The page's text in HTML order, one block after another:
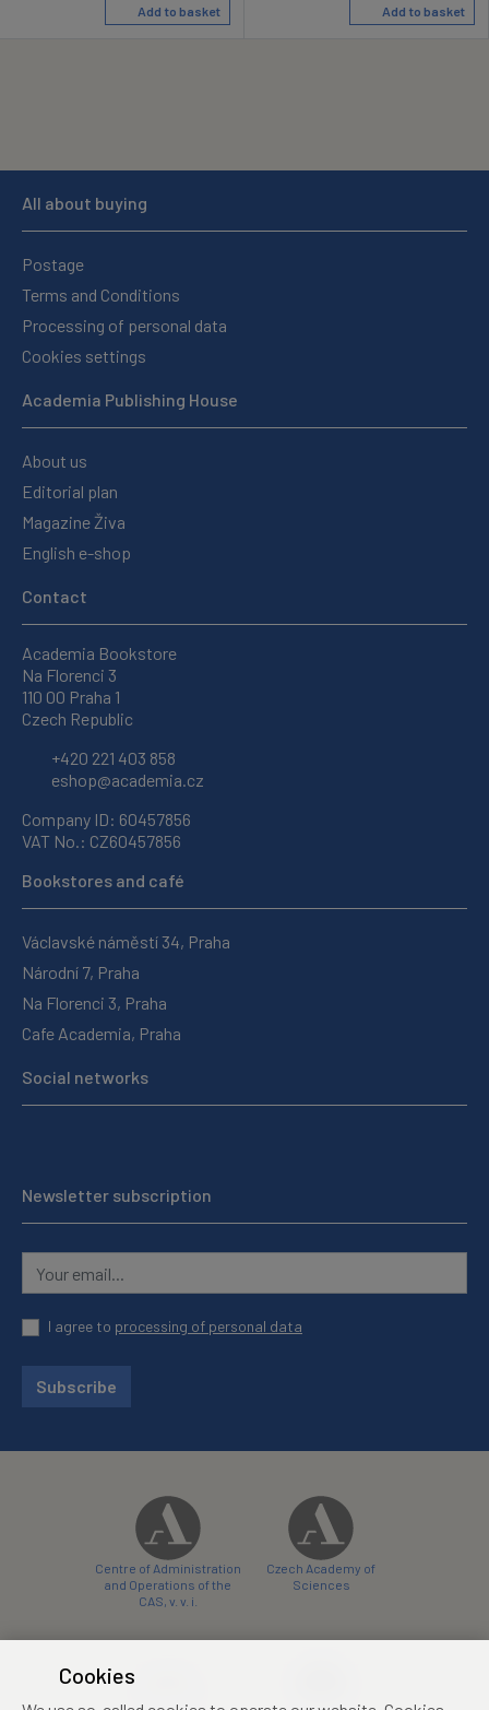
Add to basket Add to basket
All about buying
Postage
Terms and Conditions
Processing of personal data
Cookies settings
Academia Publishing House
About us
Editorial plan
Magazine Živa
English e-shop
Contact
Academia Bookstore
Na Florenci 3
110 00 Praha 1
Czech Republic
+420 221 403 858
eshop@academia.cz
Company ID: 60457856
VAT No.: CZ60457856
Bookstores and café
Václavské náměstí 34, Praha
Národní 7, Praha
Na Florenci 3, Praha
Cafe Academia, Praha
Social networks
Newsletter subscription
I agree to processing of personal data
Subscribe
Centre of Administration
and Operations of the
CAS, v. v. i.
Czech Academy of
Sciences
Cookies